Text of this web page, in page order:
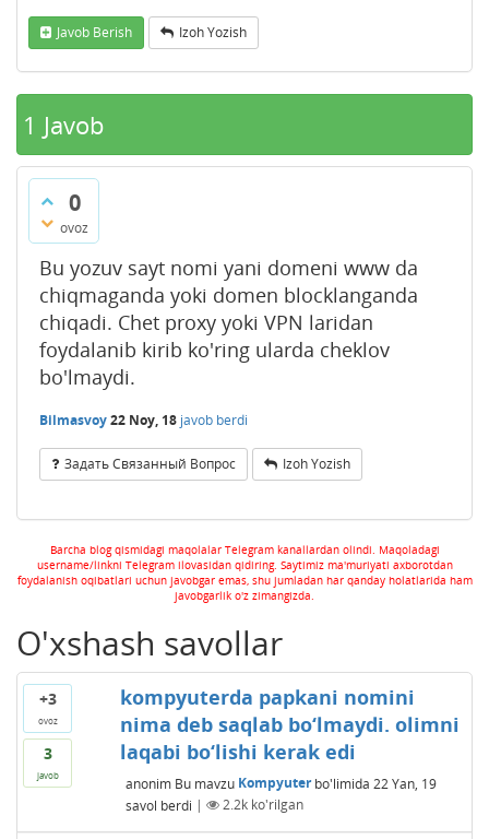
Javob Berish Izoh Yozish
1 Javob
0
ovoz
Bu yozuv sayt nomi yani domeni www da
chiqmaganda yoki domen blocklanganda
chiqadi. Chet proxy yoki VPN laridan
foydalanib kirib ko'ring ularda cheklov
bo'lmaydi.
Bilmasvoy22 Noy, 18 javob berdi
Задать Связанный Вопрос Izoh Yozish
Barcha blog qismidagi maqolalar Telegram kanallardan olindi. Maqoladagi
username/linkni Telegram ilovasidan qidiring. Saytimiz ma'muriyati axborotdan
foydalanish oqibatlari uchun javobgar emas, shu jumladan har qanday holatlarida ham
javobgarlik o'z zimangizda.
O'xshash savollar
+3
ovoz
3
javob
kompyuterda papkani nomini
nima deb saqlab bo‘lmaydi. olimni
laqabi bo‘lishi kerak edi
anonim Bu mavzu Kompyuterbo'limida 22 Yan, 19
savol berdi | 2.2kko'rilgan